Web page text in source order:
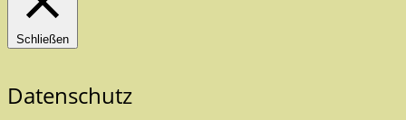
Schließen
Datenschutz